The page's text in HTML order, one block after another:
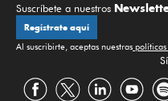
Suscríbete a nuestros
Regístrate aquí
Al suscribirte, aceptas nuestras